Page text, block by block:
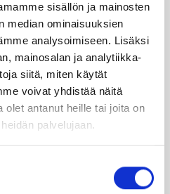
sisällön ja mainosten
median ominaisuuksien
analysoimiseen. Lisäksi
mainosalan ja analytiikka-
siitä, miten käytät
voivat yhdistää näitä
olet antanut heille tai joita on
palvelujaan.
KAVE­RIL­LE
Ins­ta­gram